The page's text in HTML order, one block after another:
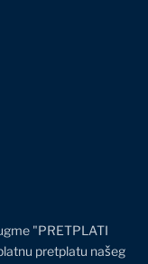
"PRETPLATI
pretplatu našeg